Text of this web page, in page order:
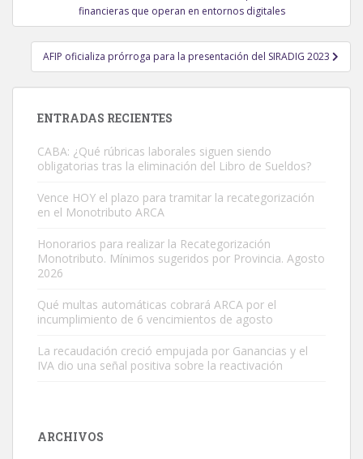
entradas
financieras que operan en entornos digitales
AFIP oficializa prórroga para la presentación del SIRADIG 2023
ENTRADAS RECIENTES
CABA: ¿Qué rúbricas laborales siguen siendo
obligatorias tras la eliminación del Libro de Sueldos?
Vence HOY el plazo para tramitar la recategorización
en el Monotributo ARCA
Honorarios para realizar la Recategorización
Monotributo. Mínimos sugeridos por Provincia. Agosto
2026
Qué multas automáticas cobrará ARCA por el
incumplimiento de 6 vencimientos de agosto
La recaudación creció empujada por Ganancias y el
IVA dio una señal positiva sobre la reactivación
ARCHIVOS